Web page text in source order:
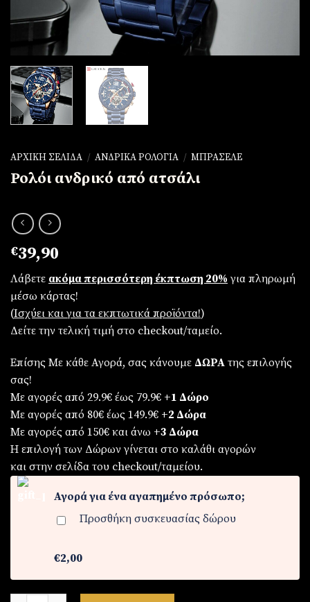
ΑΡΧΙΚΉ ΣΕΛΊΔΑ / ΑΝΔΡΙΚΆ ΡΟΛΌΓΙΑ / ΜΠΡΑΣΕΛΈ
Ρολόι ανδρικό από ατσάλι
€39,90
Λάβετε ακόμα περισσότερη έκπτωση 20% για πληρωμή
μέσω κάρτας!
(Iσχύει και για τα εκπτωτικά προϊόντα!)
Δείτε την τελική τιμή στο checkout/ταμείο.
Επίσης Με κάθε Αγορά, σας κάνουμε ΔΩΡΑ της επιλογής
σας!
Με αγορές από 29.9€ έως 79.9€ +1 Δώρο
Με αγορές από 80€ έως 149.9€ +2 Δώρα
Με αγορές από 150€ και άνω +3 Δώρα
Η επιλογή των Δώρων γίνεται στο καλάθι αγορών
και στην σελίδα του checkout/ταμείου.
Αγορά για ένα αγαπημένο πρόσωπο;
Προσθήκη συσκευασίας δώρου
€2,00